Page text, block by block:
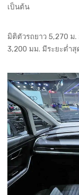
เป็นต้น
มิติตัวรถยาว 5,270 ม.
3,200 มม. มีระยะต่ำ